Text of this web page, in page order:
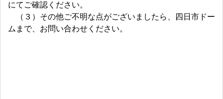
にてご確認ください。
（３）その他ご不明な点がございましたら、四日市ドー
ムまで、お問い合わせください。